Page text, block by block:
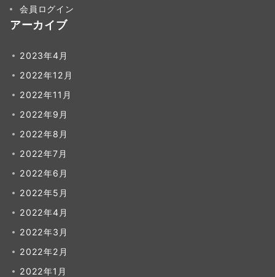
会員ログイン
アーカイブ
2023年4月
2022年12月
2022年11月
2022年9月
2022年8月
2022年7月
2022年6月
2022年5月
2022年4月
2022年3月
2022年2月
2022年1月